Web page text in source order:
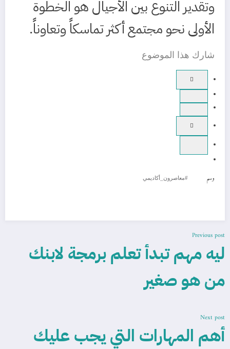
وتقدير التنوع بين الأجيال هو الخطوة
الأولى نحو مجتمع أكثر تماسكاً وتعاوناً.
شارك هذا الموضوع
وسم #معاصرون_أكاديمي
Previous post
ليه مهم تبدأ تعلم برمجة لابنك
من هو صغير
Next post
أهم المهارات التي يجب عليك